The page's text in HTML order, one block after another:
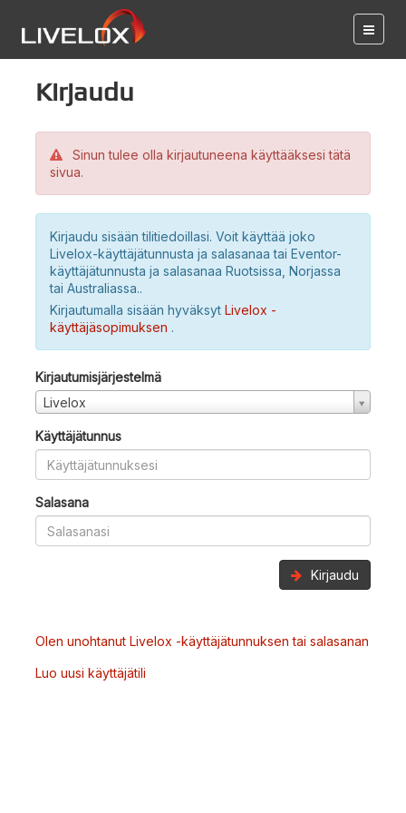
Kirjaudu
Sinun tulee olla kirjautuneena käyttääksesi tätä
sivua.
Kirjaudu sisään tilitiedoillasi. Voit käyttää joko
Livelox-käyttäjätunnusta ja salasanaa tai Eventor-
käyttäjätunnusta ja salasanaa Ruotsissa, Norjassa
tai Australiassa..
Kirjautumalla sisään hyväksyt Livelox -
käyttäjäsopimuksen .
Kirjautumisjärjestelmä
Livelox
Käyttäjätunnus
Salasana
Kirjaudu
Olen unohtanut Livelox -käyttäjätunnuksen tai salasanan
Luo uusi käyttäjätili